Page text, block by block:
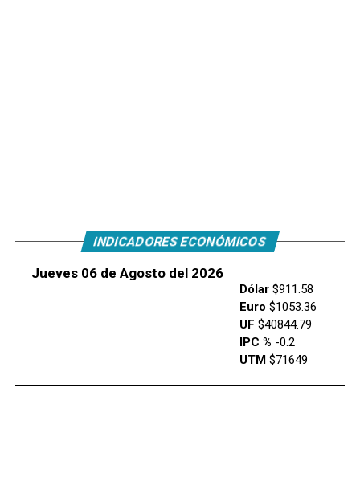
INDICADORES ECONÓMICOS
Jueves 06 de Agosto del 2026
Dólar$911.58
Euro $1053.36
UF $40844.79
IPC % -0.2
UTM $71649